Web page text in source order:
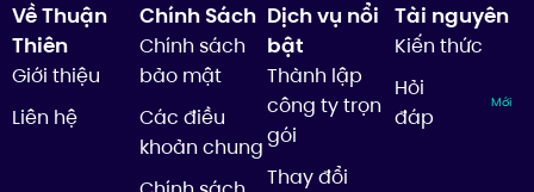
Về Thuận
Thiên
Giới thiệu
Liên hệ
Chính Sách
Chính sách
bảo mật
Các điều
khoản chung
Dịch vụ nổi
bật
Thành lập
công ty trọn
gói
Thay đổi
Tài nguyên
Kiến thức
Hỏi
đáp
Mới